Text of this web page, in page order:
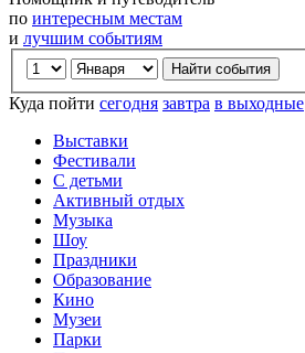
по интересным местам
и лучшим событиям
Куда пойти сегодня завтра в выходные
Выставки
Фестивали
С детьми
Активный отдых
Музыка
Шоу
Праздники
Образование
Кино
Музеи
Парки